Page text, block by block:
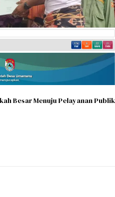
Besar Menuju Pelayanan Publik